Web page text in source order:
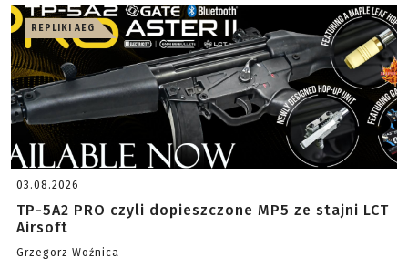
REPLIKI AEG
03.08.2026
TP-5A2 PRO czyli dopieszczone MP5 ze stajni LCT
Airsoft
Grzegorz Woźnica